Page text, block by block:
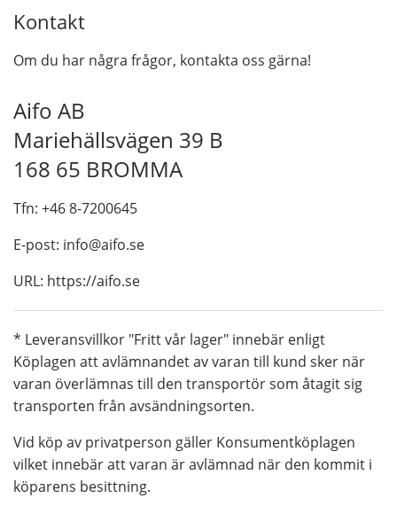
Kontakt
Om du har några frågor, kontakta oss gärna!
Aifo AB
Mariehällsvägen 39 B
168 65 BROMMA
Tfn: +46 8-7200645
E-post: info@aifo.se
URL: https://aifo.se
* Leveransvillkor "Fritt vår lager" innebär enligt
Köplagen att avlämnandet av varan till kund sker när
varan överlämnas till den transportör som åtagit sig
transporten från avsändningsorten.
Vid köp av privatperson gäller Konsumentköplagen
vilket innebär att varan är avlämnad när den kommit i
köparens besittning.